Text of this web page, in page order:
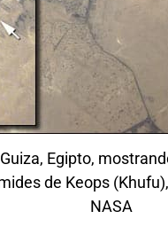
Egipto,
de Keops
NASA